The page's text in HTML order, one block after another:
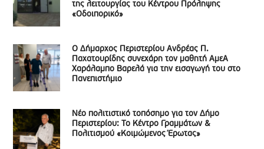
της λειτουργίας του Κέντρου Πρόληψης
«Οδοιπορικό»
Ο Δήμαρχος Περιστερίου Ανδρέας Π.
Παχατουρίδης συνεχάρη τον μαθητή ΑμεΑ
Χαράλαμπο Βαρελά για την εισαγωγή του στο
Πανεπιστήμιο
Νέο πολιτιστικό τοπόσημο για τον Δήμο
Περιστερίου: Το Κέντρο Γραμμάτων &
Πολιτισμού «Κοιμώμενος Έρωτας»